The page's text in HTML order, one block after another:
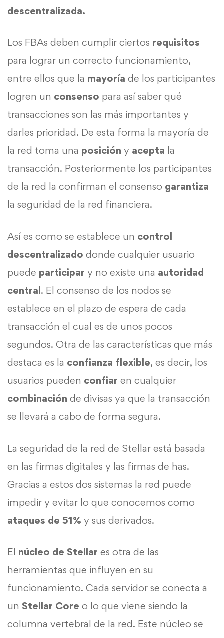
descentralizada.
Los FBAs deben cumplir ciertos requisitos
para lograr un correcto funcionamiento,
entre ellos que la mayoría de los participantes
logren un consenso para así saber qué
transacciones son las más importantes y
darles prioridad. De esta forma la mayoría de
la red toma una posición y acepta la
transacción. Posteriormente los participantes
de la red la confirman el consenso garantiza
la seguridad de la red financiera.
Así es como se establece un control
descentralizado donde cualquier usuario
puede participar y no existe una autoridad
central. El consenso de los nodos se
establece en el plazo de espera de cada
transacción el cual es de unos pocos
segundos. Otra de las características que más
destaca es la confianza flexible, es decir, los
usuarios pueden confiar en cualquier
combinación de divisas ya que la transacción
se llevará a cabo de forma segura.
La seguridad de la red de Stellar está basada
en las firmas digitales y las firmas de has.
Gracias a estos dos sistemas la red puede
impedir y evitar lo que conocemos como
ataques de 51% y sus derivados.
El núcleo de Stellar es otra de las
herramientas que influyen en su
funcionamiento. Cada servidor se conecta a
un Stellar Core o lo que viene siendo la
columna vertebral de la red. Este núcleo se